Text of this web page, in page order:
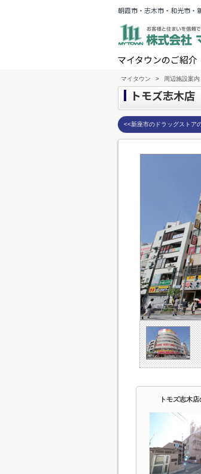
朝霞市・志木市・和光市・
マイタウンのご紹介
マイタウン > 周辺施設案内
トモズ志木店
<<新座市のドラッグストア
トモズ志木